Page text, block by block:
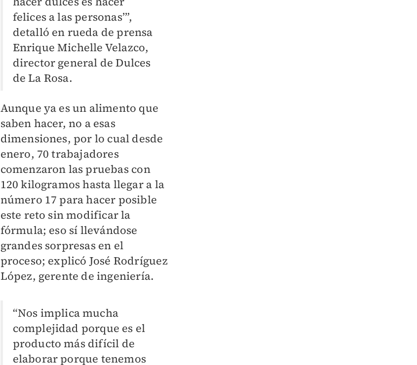
felices a las personas’”,
detalló en rueda de prensa
Enrique Michelle Velazco,
director general de Dulces
de La Rosa.
Aunque ya es un alimento que
saben hacer, no a esas
dimensiones, por lo cual desde
enero, 70 trabajadores
comenzaron las pruebas con
120 kilogramos hasta llegar a la
número 17 para hacer posible
este reto sin modificar la
fórmula; eso sí llevándose
grandes sorpresas en el
proceso; explicó José Rodríguez
López, gerente de ingeniería.
“Nos implica mucha
complejidad porque es el
producto más difícil de
elaborar porque tenemos